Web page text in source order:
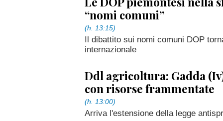
“nomi comuni”
(h. 13:15)
Il dibattito sui nomi comuni DOP
internazionale
Ddl agricoltura: Gadda
con risorse frammentate
(h. 13:00)
Arriva l'estensione della legge